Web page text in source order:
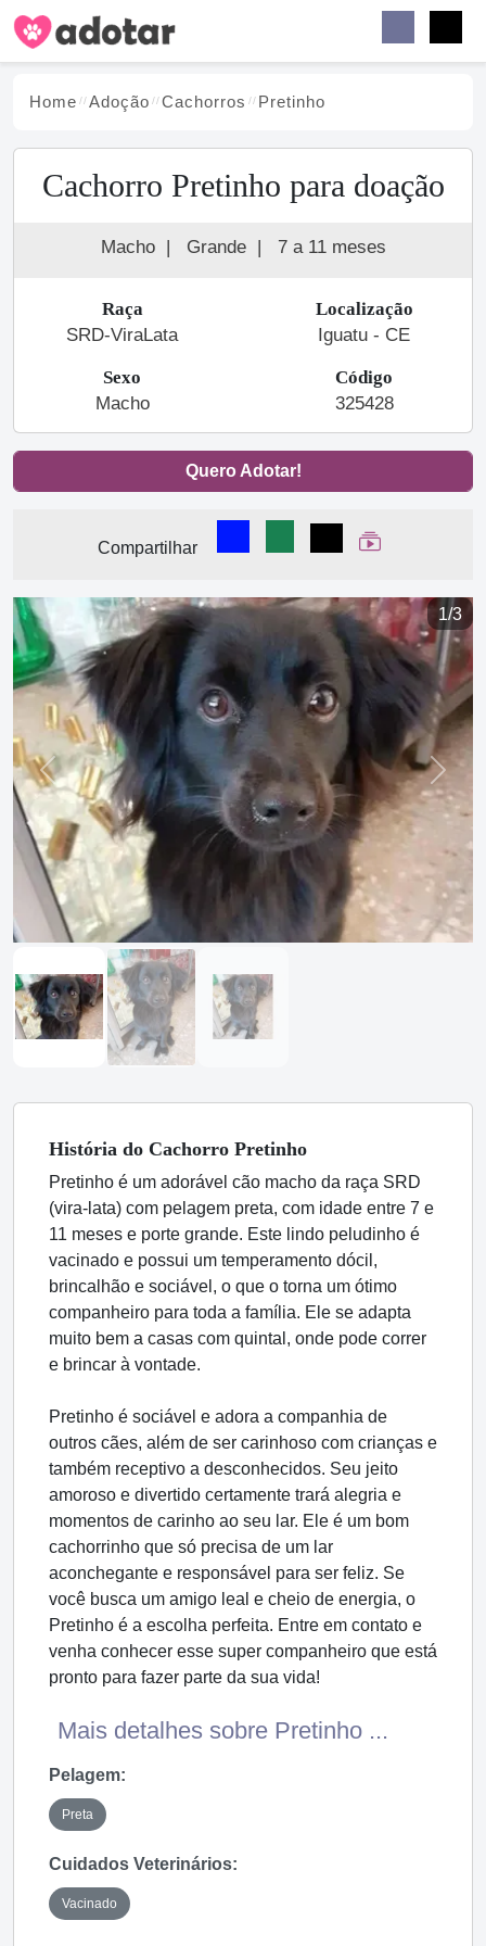
Home Adoção Cachorros Pretinho
Cachorro Pretinho para doação
Macho | Grande | 7 a 11 meses
Raça
SRD-ViraLata
Localização
Iguatu - CE
Sexo
Macho
Código
325428
Quero Adotar!
Compartilhar
Compartilhar no Facebook
Compartilhar no
Compartilhar
Ver Web Story
1/3
Previous Next
História do Cachorro Pretinho
Pretinho é um adorável cão macho da raça SRD
(vira-lata) com pelagem preta, com idade entre 7 e
11 meses e porte grande. Este lindo peludinho é
vacinado e possui um temperamento dócil,
brincalhão e sociável, o que o torna um ótimo
companheiro para toda a família. Ele se adapta
muito bem a casas com quintal, onde pode correr
e brincar à vontade.
Pretinho é sociável e adora a companhia de
outros cães, além de ser carinhoso com crianças e
também receptivo a desconhecidos. Seu jeito
amoroso e divertido certamente trará alegria e
momentos de carinho ao seu lar. Ele é um bom
cachorrinho que só precisa de um lar
aconchegante e responsável para ser feliz. Se
você busca um amigo leal e cheio de energia, o
Pretinho é a escolha perfeita. Entre em contato e
venha conhecer esse super companheiro que está
pronto para fazer parte da sua vida!
Mais detalhes sobre Pretinho ...
Pelagem:
Preta
Cuidados Veterinários:
Vacinado